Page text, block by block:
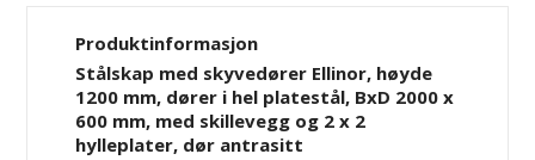
Produktinformasjon
Stålskap med skyvedører Ellinor, høyde
1200 mm, dører i hel platestål, BxD 2000 x
600 mm, med skillevegg og 2 x 2
hylleplater, dør antrasitt